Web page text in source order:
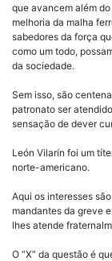
que avancem além
melhoria da malha
sabedores da força
como um todo,
da sociedade.
Sem isso, são
patronato ser
sensação de dever
León Vilarín foi um
norte-americano.
Aqui os interesses
mandantes da greve
lhes atende
O “X” da questão é